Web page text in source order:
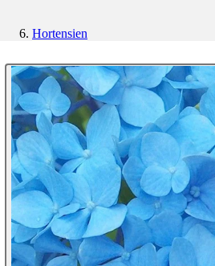
Hortensien